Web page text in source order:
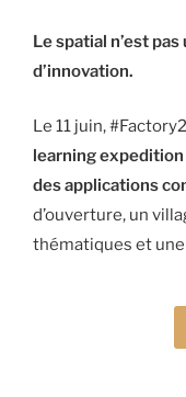
Le spatial n’est
d’innovation.
Le 11 juin,
learning expedition
des applications
d’ouverture, un
thématiques et